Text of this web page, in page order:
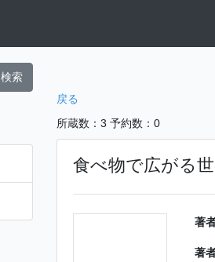
検索
戻る
所蔵数：3 予約数：0
食べ物で広がる
著
著